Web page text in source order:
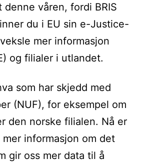
våren, fordi BRIS
du i EU sin e-Justice-
mer informasjon
og filialer i utlandet.
som har skjedd med
(NUF), for eksempel om
den norske filialen. Nå er
informasjon om det
gir oss mer data til å